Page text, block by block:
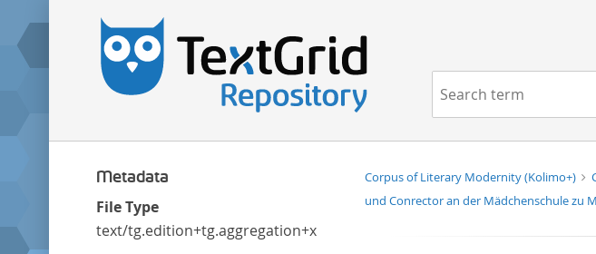
Navigation
Metadata
File Type
text/tg.edition+tg.aggregation+xml
Corpus of Literary Modernity (Kolimo+)
und Conrector an der Mädchenschule zu